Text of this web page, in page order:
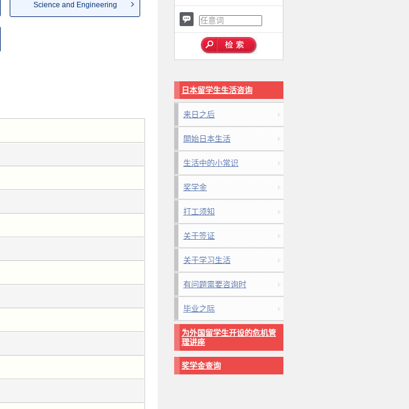
Science and Engineering
日本留学生生活咨询
来日之后
開始日本生活
生活中的小常识
奖学金
打工须知
关于签证
关于学习生活
有问题需要咨询时
毕业之际
为外国留学生开设的危机管
理讲座
奖学金查询